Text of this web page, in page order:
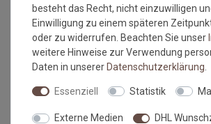
Versandkostenfrei*
Sisal Auslegeware Salvador
inkl. ges. MwSt.
Sisal
besteht das Recht, nicht einzuwilligen
Einwilligung zu einem späteren
oder zu widerrufen. Beachten Sie unser
weitere Hinweise zur Verwendung
Daten in unsererDaten­schutz­erklärung
Essenziell Statistik
Externe Medien DHL